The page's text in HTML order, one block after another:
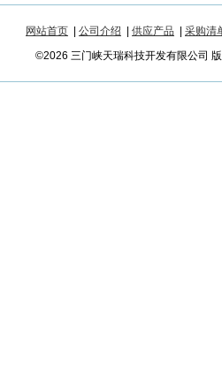
网站首页 公司介绍 供应产品
采购清
©2026 三门峡天瑞科技开发有限公司